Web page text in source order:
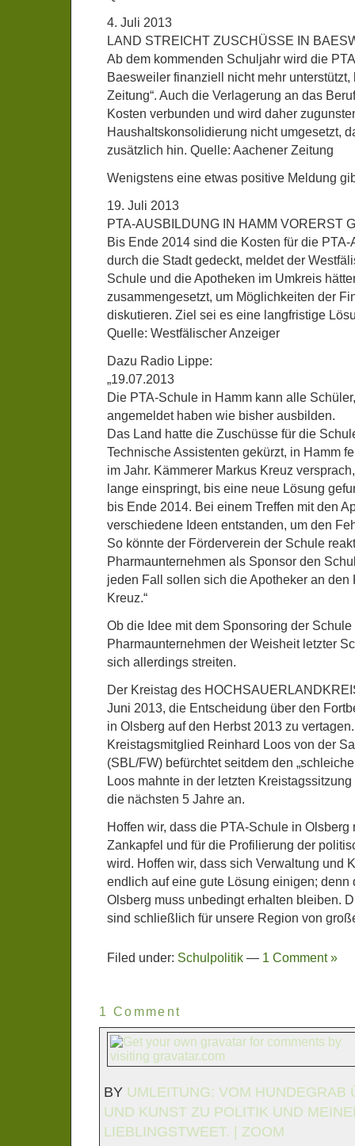
4. Juli 2013
LAND STREICHT ZUSCHÜSSE IN
Ab dem kommenden Schuljahr wird die
Baesweiler finanziell nicht mehr unterstützt,
Zeitung“. Auch die Verlagerung an das
Kosten verbunden und wird daher
Haushaltskonsolidierung nicht umgesetzt,
zusätzlich hin. Quelle: Aachener Zeitung
Wenigstens eine etwas positive Meldung
19. Juli 2013
PTA-AUSBILDUNG IN HAMM VORERST
Bis Ende 2014 sind die Kosten für die
durch die Stadt gedeckt, meldet der
Schule und die Apotheken im Umkreis
zusammengesetzt, um Möglichkeiten der
diskutieren. Ziel sei es eine langfristige
Quelle: Westfälischer Anzeiger
Dazu Radio Lippe:
„19.07.2013
Die PTA-Schule in Hamm kann alle
angemeldet haben wie bisher ausbilden.
Das Land hatte die Zuschüsse für die
Technische Assistenten gekürzt, in Hamm
im Jahr. Kämmerer Markus Kreuz
lange einspringt, bis eine neue Lösung
bis Ende 2014. Bei einem Treffen mit den
verschiedene Ideen entstanden, um den
So könnte der Förderverein der Schule
Pharmaunternehmen als Sponsor den
jeden Fall sollen sich die Apotheker an den
Kreuz.“
Ob die Idee mit dem Sponsoring der
Pharmaunternehmen der Weisheit letzter
sich allerdings streiten.
Der Kreistag des
Juni 2013, die Entscheidung über den
in Olsberg auf den Herbst 2013 zu
Kreistagsmitglied Reinhard Loos von der
(SBL/FW) befürchtet seitdem den
Loos mahnte in der letzten
die nächsten 5 Jahre an.
Hoffen wir, dass die PTA-Schule in Olsberg
Zankapfel und für die Profilierung der
wird. Hoffen wir, dass sich Verwaltung und
endlich auf eine gute Lösung einigen; denn
Olsberg muss unbedingt erhalten bleiben.
sind schließlich für unsere Region von
Filed under: Schulpolitik — 1 Comment »
1 Comment
BY UMLEITUNG: VOM HUNDEGRAB
UND KUNST ZU POLITIK UND
LIEBLINGSTWEET. | ZOOM